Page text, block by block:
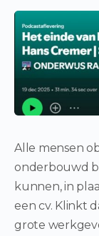
Alle mensen
onderbouwd
kunnen, in
een cv. Klinkt
grote